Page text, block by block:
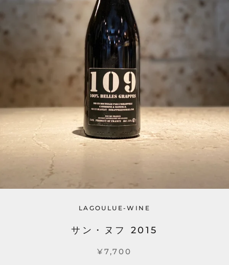
LAGOULUE-WINE
サン・ヌフ 2015
¥7,700